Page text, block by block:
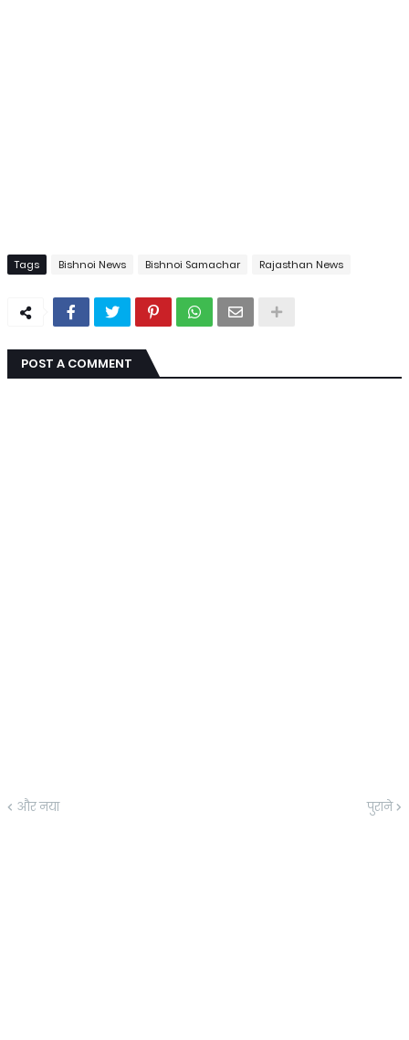
Tags Bishnoi News Bishnoi Samachar Rajasthan News
POST A COMMENT
और नया पुराने